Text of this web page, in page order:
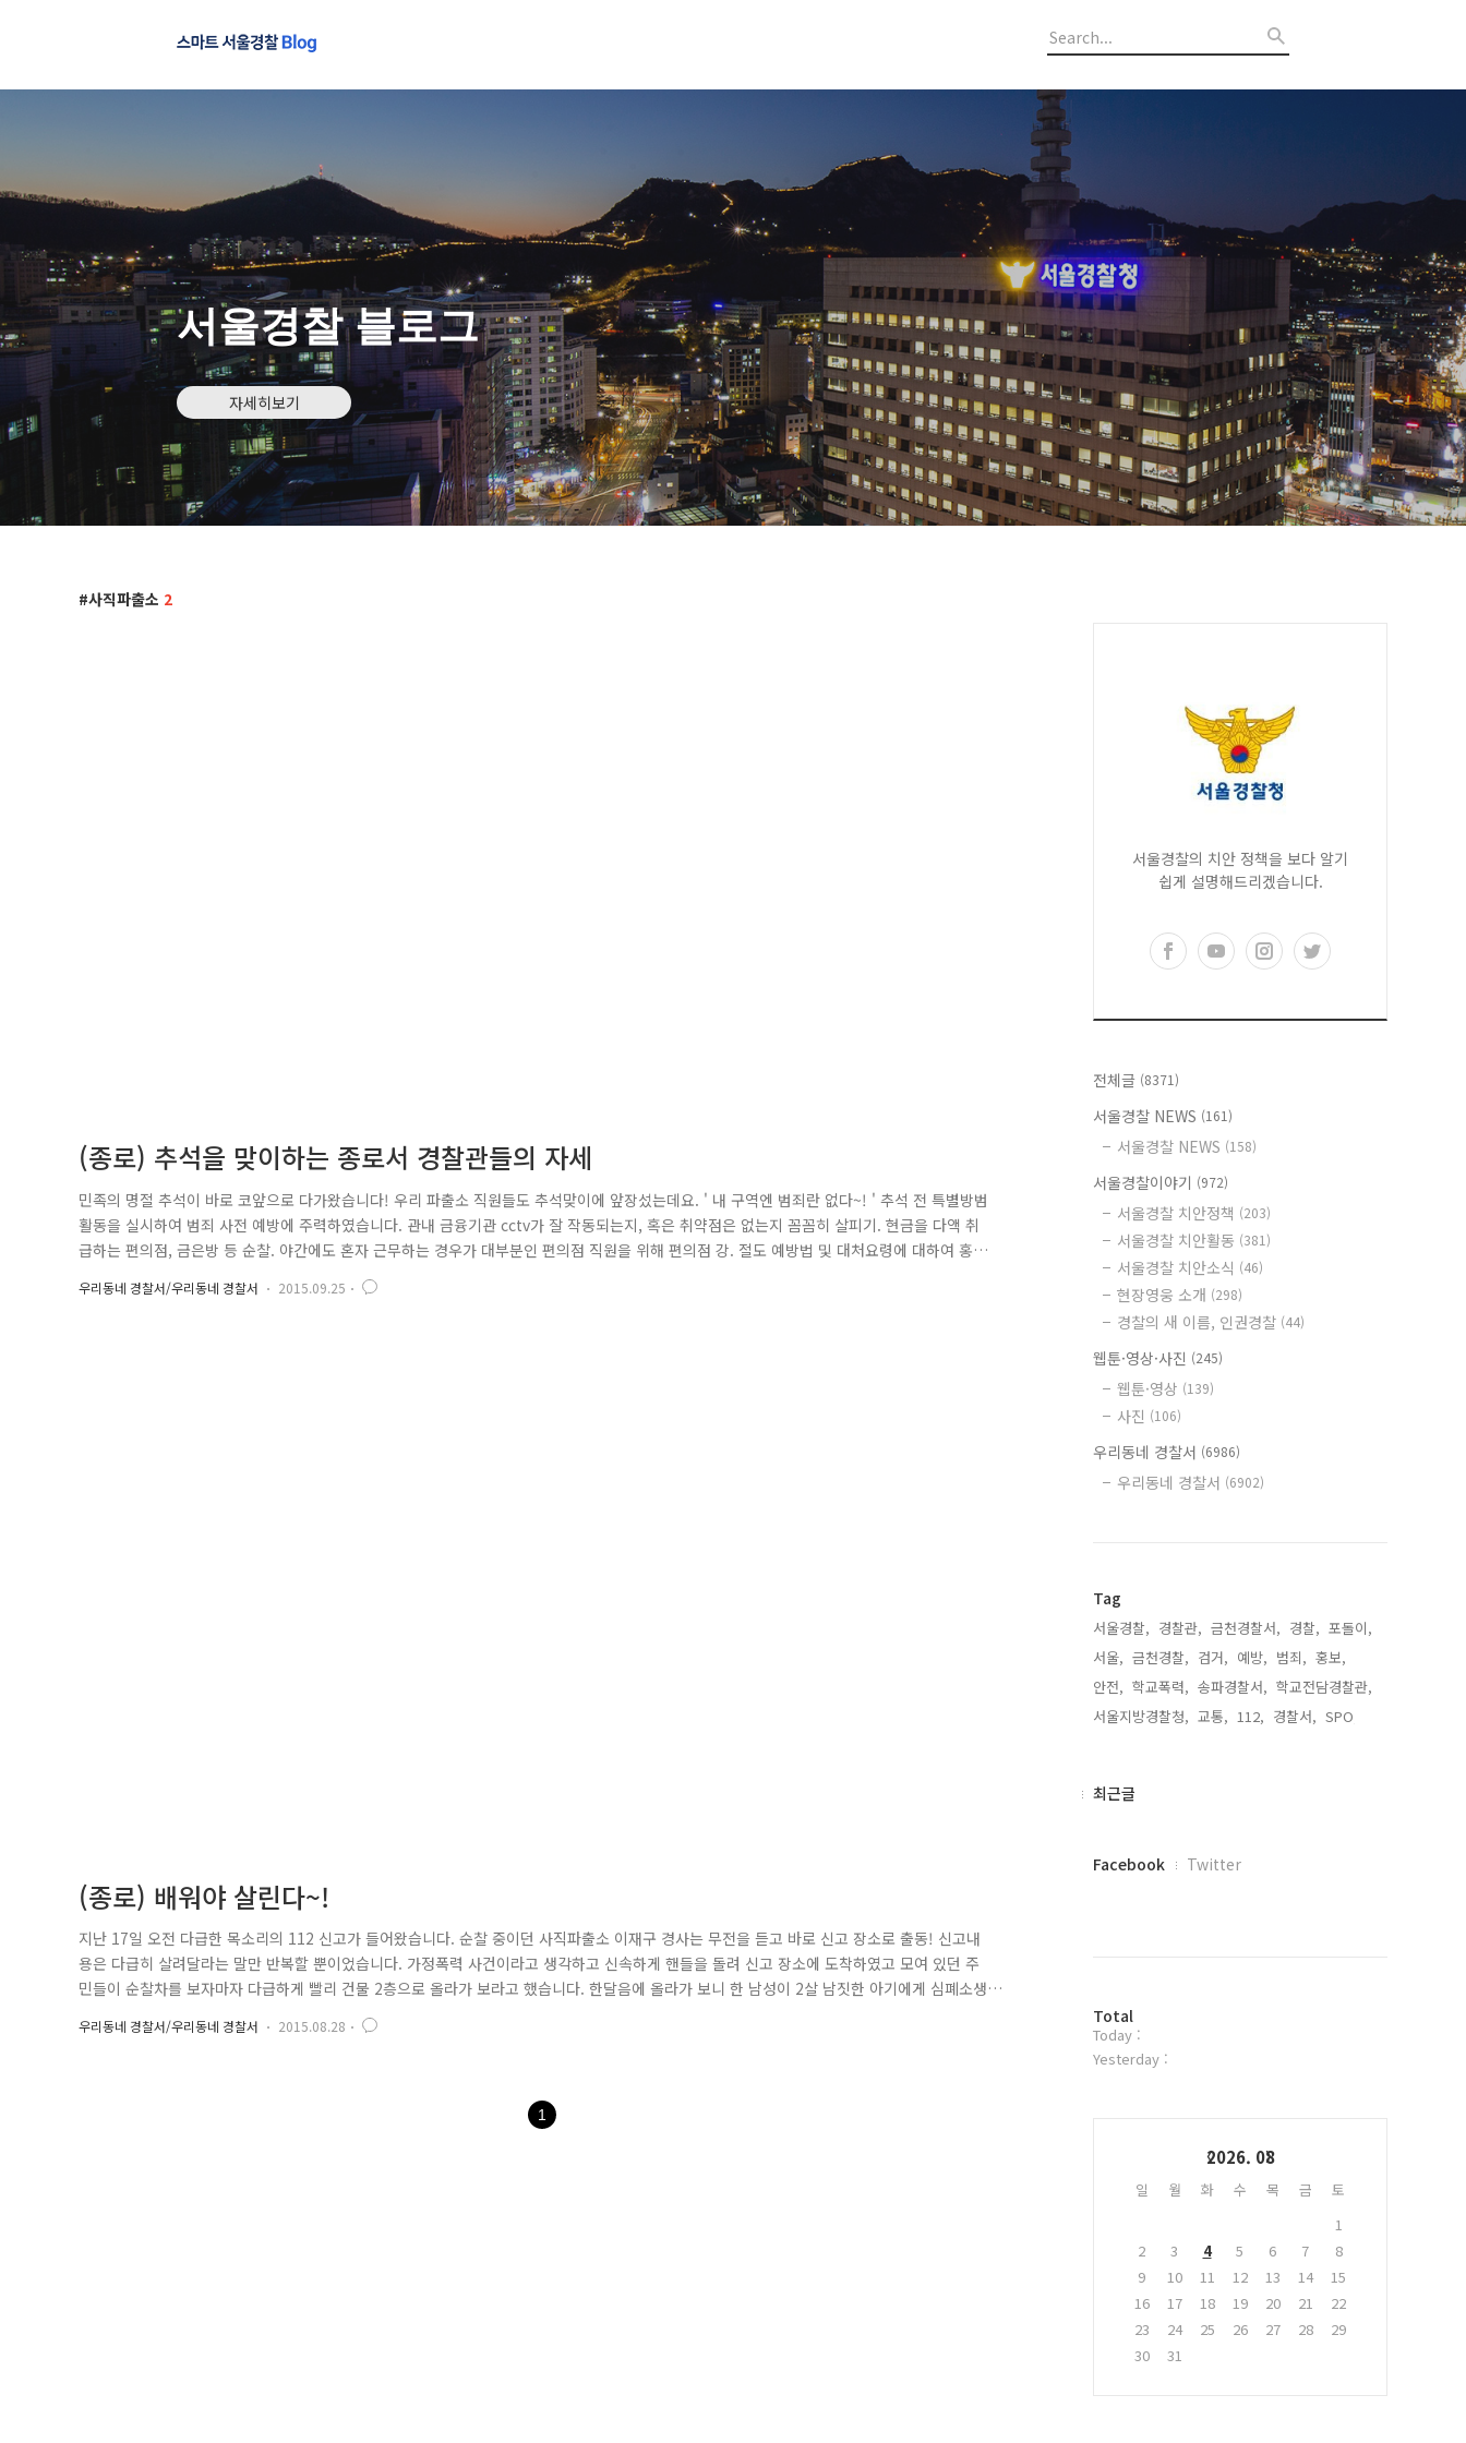
서울경찰 블로그
자세히보기
사직파출소 2
(종로) 추석을 맞이하는 종로서 경찰관들의 자세
민족의 명절 추석이 바로 코앞으로 다가왔습니다! 우리 파출소 직원들도 추석맞이에 앞장섰는데요. ' 내 구역엔 범죄란 없다~! ' 추석 전 특별방범
활동을 실시하여 범죄 사전 예방에 주력하였습니다. 관내 금융기관 cctv가 잘 작동되는지, 혹은 취약점은 없는지 꼼꼼히 살피기. 현금을 다액 취
급하는 편의점, 금은방 등 순찰. 야간에도 혼자 근무하는 경우가 대부분인 편의점 직원을 위해 편의점 강. 절도 예방법 및 대처요령에 대하여 홍
보하고 범죄 예방 스티커 부착하기. CCTV 작동 여부 등 안전점검을 실시. 112허위신고도 있을 수 없습니다! 또한 추석하면 떠오르는 것 풍성한
먹거리! 4대 사회악 중 하나인 불량식품이 우리의 건강한 추석 밥상을 위협해서는 안되겠죠. 장터에 나가 불량식품 근절도 홍보합니다. 범죄..
우리동네 경찰서/우리동네 경찰서 2015.09.25
(종로) 배워야 살린다~!
지난 17일 오전 다급한 목소리의 112 신고가 들어왔습니다. 순찰 중이던 사직파출소 이재구 경사는 무전을 듣고 바로 신고 장소로 출동! 신고내
용은 다급히 살려달라는 말만 반복할 뿐이었습니다. 가정폭력 사건이라고 생각하고 신속하게 핸들을 돌려 신고 장소에 도착하였고 모여 있던 주
민들이 순찰차를 보자마자 다급하게 빨리 건물 2층으로 올라가 보라고 했습니다. 한달음에 올라가 보니 한 남성이 2살 남짓한 아기에게 심폐소생
술을 하고 있었습니다. 하지만 아이 눈이 이미 돌아가고 호흡까지 멈춘 상황.. 경찰교육을 통해 CPR(심폐소생술)을 익힌 이재구 경사는 아기를
넘겨받아 교육받은 대로 즉시 CPR을 실시! 함께 출동한 황준현 경위는 아기의 상태를 출동 중인 구조대와 교신하며 CPR의 구체적인 방법을 전
우리동네 경찰서/우리동네 경찰서 2015.08.28
1
서울경찰의 치안 정책을 보다 알기
쉽게 설명해드리겠습니다.
전체글 (8371)
서울경찰 NEWS (161)
서울경찰 NEWS (158)
서울경찰이야기 (972)
서울경찰 치안정책 (203)
서울경찰 치안활동 (381)
서울경찰 치안소식 (46)
현장영웅 소개 (298)
경찰의 새 이름, 인권경찰 (44)
웹툰·영상·사진 (245)
웹툰·영상 (139)
사진 (106)
우리동네 경찰서 (6986)
우리동네 경찰서 (6902)
Tag
서울경찰, 경찰관, 금천경찰서, 경찰, 포돌이,
서울, 금천경찰, 검거, 예방, 범죄, 홍보,
안전, 학교폭력, 송파경찰서, 학교전담경찰관,
서울지방경찰청, 교통, 112, 경찰서, SPO,
최
최근글
페
플
러
그
Facebook Twitter
방
문
자
Total
Today :
Yesterday :
2026. 08
일 월 화 수 목 금
토
1
2
3 4 5 6 7
8
9
10 11 12 13 14
15
16
17 18 19 20 21
22
23
24 25 26 27 28
29
30
31